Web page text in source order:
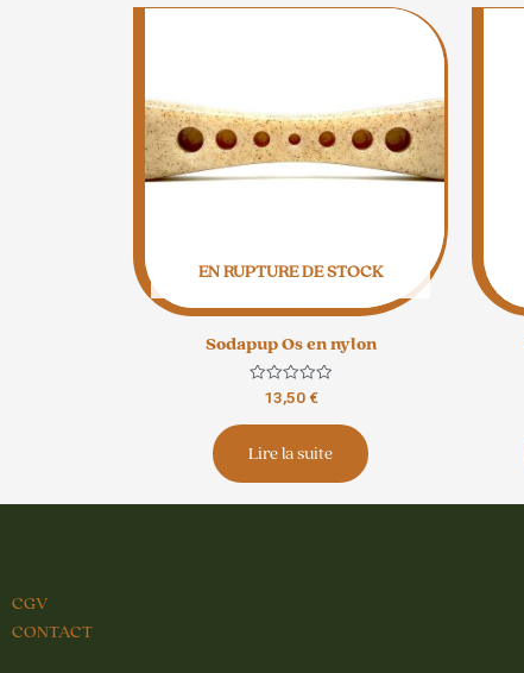
EN RUPTURE DE STOCK
Sodapup Os en nylon
Note
sur
13,50€
Lire la suite
CGV
CONTACT